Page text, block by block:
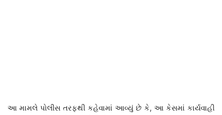
આ મામલે પોલીસ તરફથી કહેવામાં આવ્યું છે કે, આ કેસમાં કાર્યવાહી